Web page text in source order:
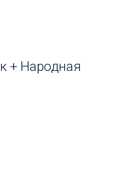
+ Народная